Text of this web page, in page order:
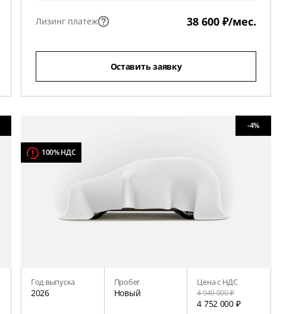
Лизинг платеж 38 600 ₽/мес.
Оставить заявку
100% НДС
-4%
Год выпуска
2026
Пробег
Новый
Цена с НДС
4 949 000 ₽
4 752 000 ₽